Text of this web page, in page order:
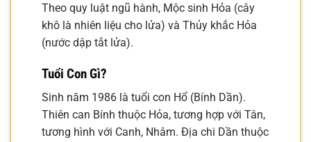
Theo quy luật ngũ hành, Mộc sinh Hỏa (cây
khô là nhiên liệu cho lửa) và Thủy khắc Hỏa
(nước dập tắt lửa).
Tuổi Con Gì?
Sinh năm 1986 là tuổi con Hổ (Bính Dần).
Thiên can Bính thuộc Hỏa, tương hợp với Tân,
tương hình với Canh, Nhâm. Địa chi Dần thuộc